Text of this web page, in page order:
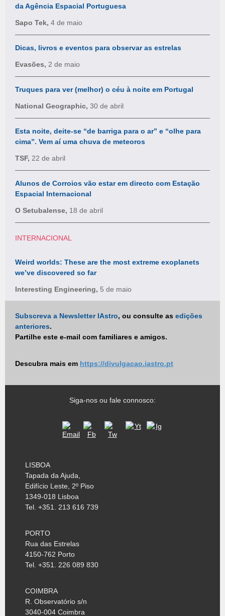
da Agência Espacial Portuguesa
Sapo Tek, 4 de maio
Dicas, livros e eventos para observar as estrelas
Evasões, 2 de maio
Truques para ver (melhor) o céu à noite em Portugal
National Geographic, 30 de abril
Esta noite, deite-se “de barriga para o ar” e “olhe para
cima”. Vem aí uma chuva de meteoros
TSF, 22 de abril
Alunos de Corroios vão estar em directo com Estação
Espacial Internacional
O Setubalense, 18 de abril
INTERNACIONAL
Weird worlds: These are the most extreme exoplanets
we’ve discovered so far
Interesting Engineering, 5 de maio
Subscreva a Newsletter IAstro, ou consulte as edições
anteriores.
Partilhe este e-mail com familiares e amigos.
Descubra mais em https://divulgacao.iastro.pt
Siga-nos ou fale connosco:
LISBOA
Tapada da Ajuda,
Edifício Leste, 2º Piso
1349-018 Lisboa
Tel. +351. 213 616 739
PORTO
Rua das Estrelas
4150-762 Porto
Tel. +351. 226 089 830
COIMBRA
R. Observatório s/n
3040-004 Coimbra